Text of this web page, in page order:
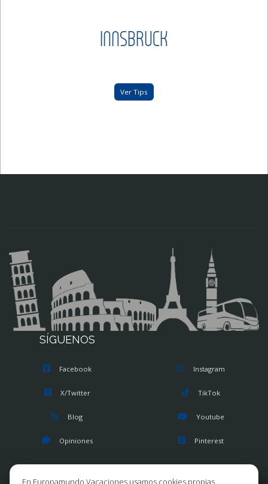
INNSBRUCK
Ver Tips
SÍGUENOS
Facebook
X/Twitter
Blog
Opiniones
Instagram
TikTok
Youtube
Pinterest
En Europamundo Vacaciones usamos cookies propias